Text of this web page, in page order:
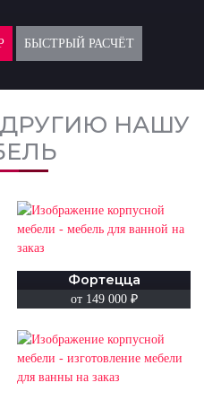
БЫСТРЫЙ РАСЧЁТ
НАШУ
Фортецца
от 149 000 ₽